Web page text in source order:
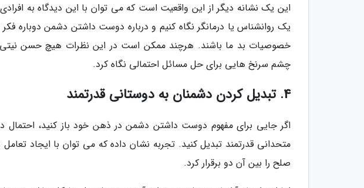
این یک نشانه دیگر از این واقعیت است که می توان با این دیدگاه به
یک روانشناس یا درمانگر نگاه کنیم و درباره دوست داشتن دشمن دوباره
خصوصیات بد ما باشند. هرچند ممکن است در این نظرات هیچ حسن نیتی
چشم سرنخ هایی برای حل مسائل احتمالی نگاه کرد.
4. تبدیل کردن دشمنان به دوستانی قدرتمند
اگر جایی برای مفهوم دوست داشتن دشمن در ذهن خود باز کنید، احتمال
متحدانی قدرتمند تبدیل کنید. تجربه نشان داده که می توان با ایجاد
صلح را بین آن دو برقرار کرد.